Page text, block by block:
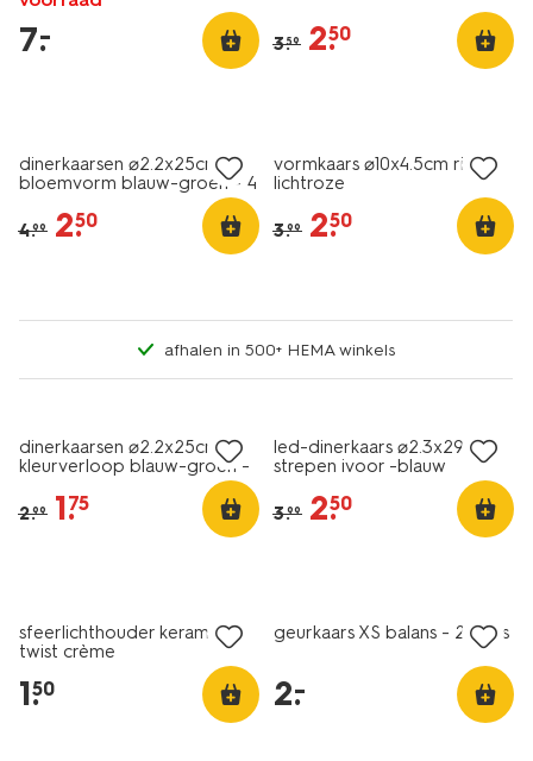
7.
– 3.59 2.
50
dinerkaarsen ⌀2.2x25cm
bloemvorm blauw-groen - 4
4.99 2.
50
vormkaars ⌀10x4.5cm ribbel
lichtroze
3.99 2.
50
afhalen in 500+ HEMA winkels
dinerkaarsen ⌀2.2x25cm
kleurverloop blauw-groen -
2.99 1.
75
led-dinerkaars ⌀2.3x29cm
strepen ivoor -blauw
3.99 2.
50
sfeerlichthouder keramiek
twist crème
1.
50
geurkaars XS balans - 2 stuks
2.
–